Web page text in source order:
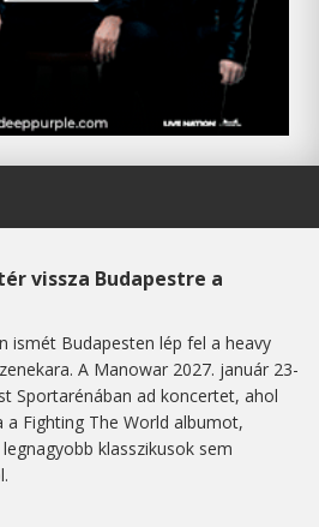
vissza Budapestre a
ismét Budapesten lép fel a heavy
A Manowar 2027. január 23-
Sportarénában ad koncertet, ahol
Fighting The World albumot,
klasszikusok sem